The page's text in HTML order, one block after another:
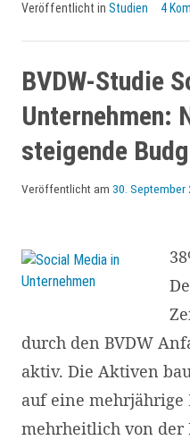
Veröffentlicht in Studien 4
BVDW-Studie
Unternehmen:
steigende
Veröffentlicht am 30. September
durch den BVDW
aktiv. Die Aktiven
auf eine mehrjährige
mehrheitlich von der